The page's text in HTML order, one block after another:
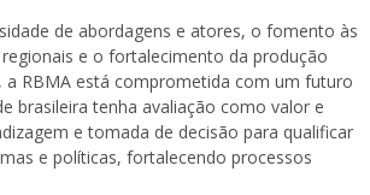
de abordagens e atores, o fomento às
e o fortalecimento da produção
a RBMA está comprometida com um futuro
brasileira tenha avaliação como valor e
e tomada de decisão para qualificar
e políticas, fortalecendo processos